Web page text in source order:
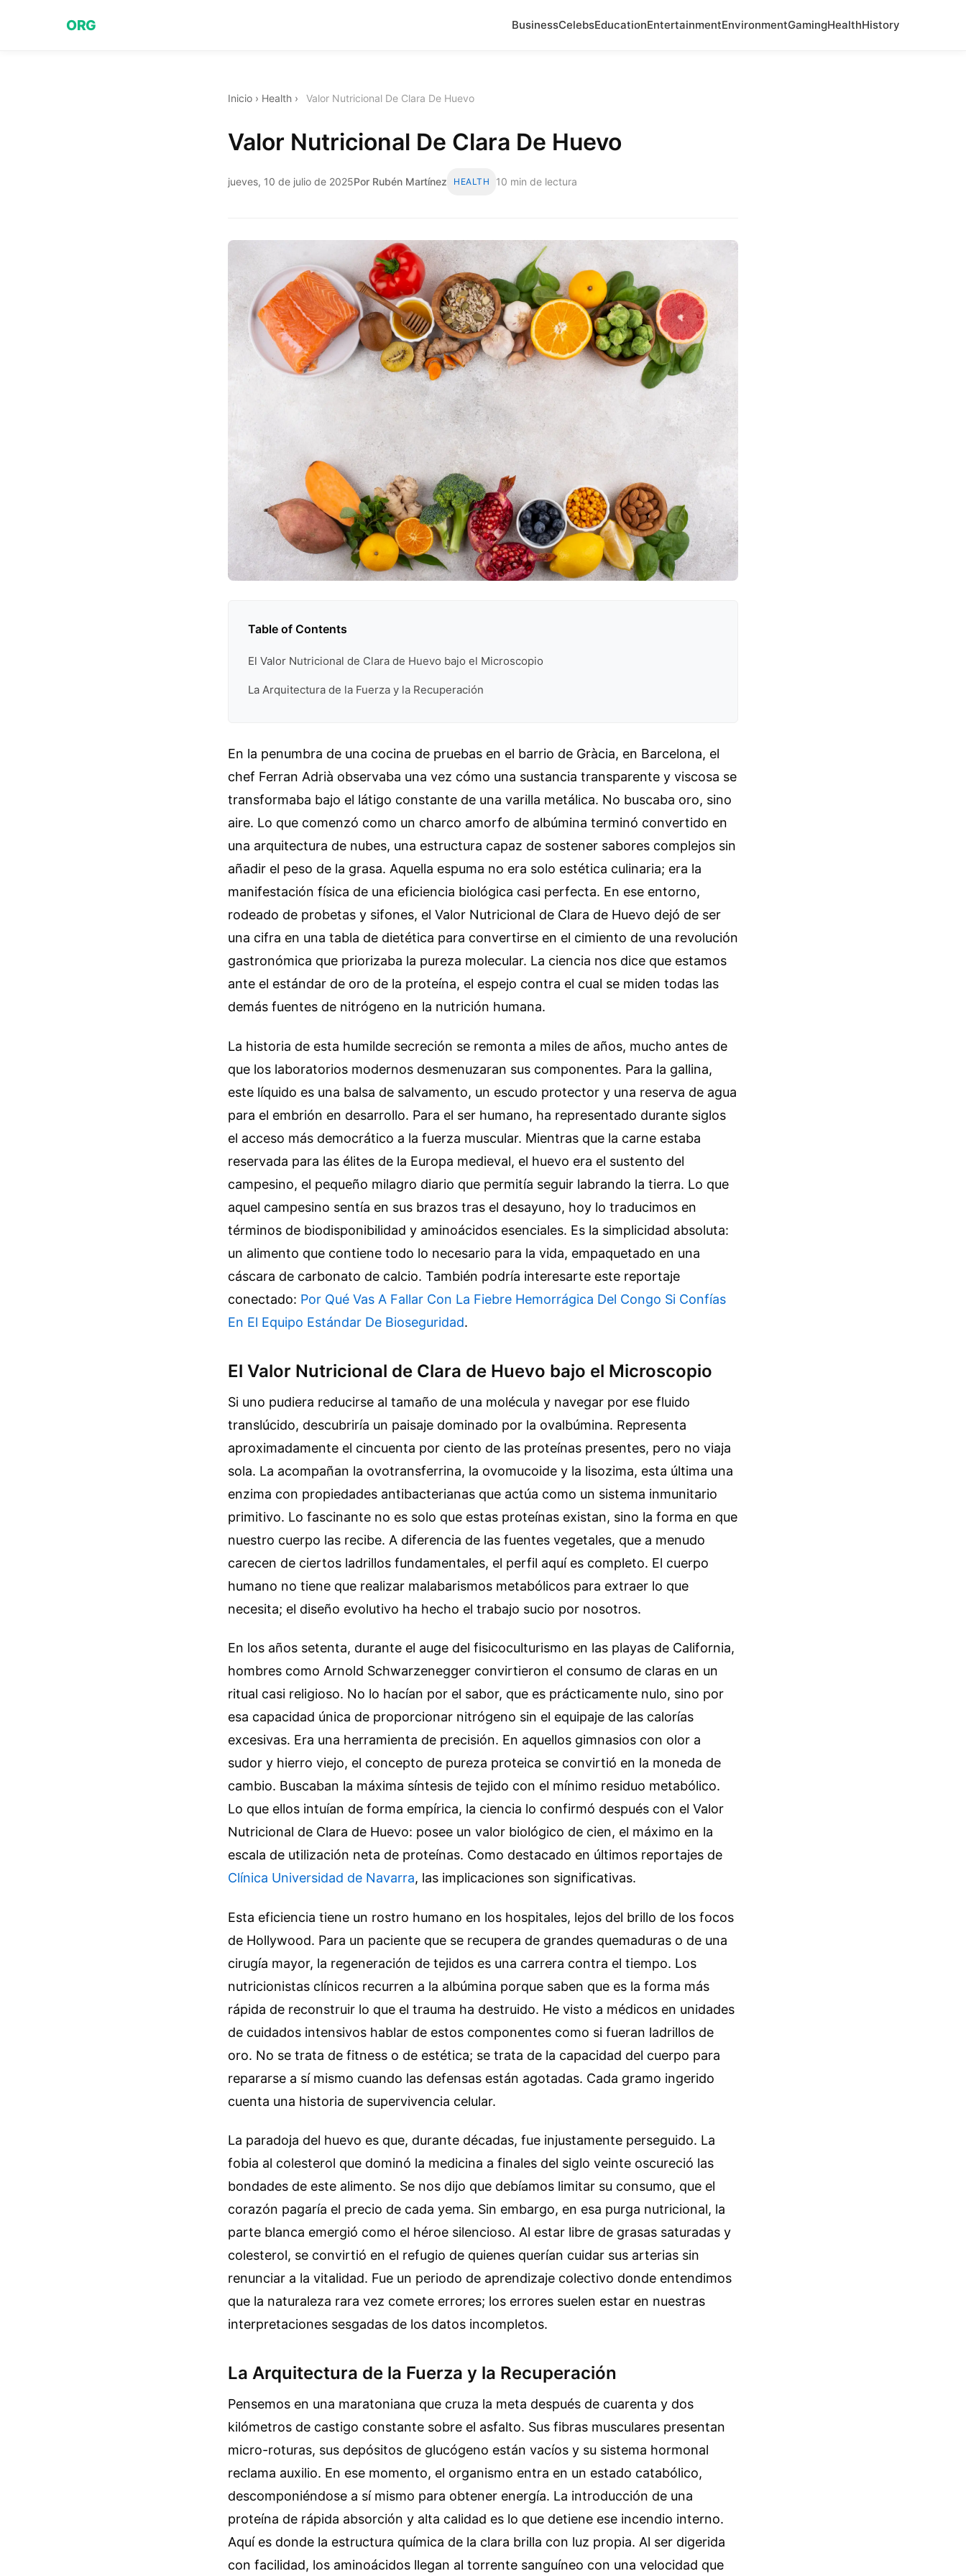
ORG BusinessCelebsEducationEntertainmentEnvironmentGamingHealthHistory
Inicio › Health › Valor Nutricional De Clara De Huevo
Valor Nutricional De Clara De Huevo
jueves, 10 de julio de 2025Por Rubén Martínez HEALTH 10 min de lectura
Table of Contents
El Valor Nutricional de Clara de Huevo bajo el Microscopio
La Arquitectura de la Fuerza y la Recuperación
En la penumbra de una cocina de pruebas en el barrio de Gràcia, en Barcelona, el
chef Ferran Adrià observaba una vez cómo una sustancia transparente y viscosa se
transformaba bajo el látigo constante de una varilla metálica. No buscaba oro, sino
aire. Lo que comenzó como un charco amorfo de albúmina terminó convertido en
una arquitectura de nubes, una estructura capaz de sostener sabores complejos sin
añadir el peso de la grasa. Aquella espuma no era solo estética culinaria; era la
manifestación física de una eficiencia biológica casi perfecta. En ese entorno,
rodeado de probetas y sifones, el Valor Nutricional de Clara de Huevo dejó de ser
una cifra en una tabla de dietética para convertirse en el cimiento de una revolución
gastronómica que priorizaba la pureza molecular. La ciencia nos dice que estamos
ante el estándar de oro de la proteína, el espejo contra el cual se miden todas las
demás fuentes de nitrógeno en la nutrición humana.
La historia de esta humilde secreción se remonta a miles de años, mucho antes de
que los laboratorios modernos desmenuzaran sus componentes. Para la gallina,
este líquido es una balsa de salvamento, un escudo protector y una reserva de agua
para el embrión en desarrollo. Para el ser humano, ha representado durante siglos
el acceso más democrático a la fuerza muscular. Mientras que la carne estaba
reservada para las élites de la Europa medieval, el huevo era el sustento del
campesino, el pequeño milagro diario que permitía seguir labrando la tierra. Lo que
aquel campesino sentía en sus brazos tras el desayuno, hoy lo traducimos en
términos de biodisponibilidad y aminoácidos esenciales. Es la simplicidad absoluta:
un alimento que contiene todo lo necesario para la vida, empaquetado en una
cáscara de carbonato de calcio. También podría interesarte este reportaje
conectado: Por Qué Vas A Fallar Con La Fiebre Hemorrágica Del Congo Si Confías
En El Equipo Estándar De Bioseguridad.
El Valor Nutricional de Clara de Huevo bajo el Microscopio
Si uno pudiera reducirse al tamaño de una molécula y navegar por ese fluido
translúcido, descubriría un paisaje dominado por la ovalbúmina. Representa
aproximadamente el cincuenta por ciento de las proteínas presentes, pero no viaja
sola. La acompañan la ovotransferrina, la ovomucoide y la lisozima, esta última una
enzima con propiedades antibacterianas que actúa como un sistema inmunitario
primitivo. Lo fascinante no es solo que estas proteínas existan, sino la forma en que
nuestro cuerpo las recibe. A diferencia de las fuentes vegetales, que a menudo
carecen de ciertos ladrillos fundamentales, el perfil aquí es completo. El cuerpo
humano no tiene que realizar malabarismos metabólicos para extraer lo que
necesita; el diseño evolutivo ha hecho el trabajo sucio por nosotros.
En los años setenta, durante el auge del fisicoculturismo en las playas de California,
hombres como Arnold Schwarzenegger convirtieron el consumo de claras en un
ritual casi religioso. No lo hacían por el sabor, que es prácticamente nulo, sino por
esa capacidad única de proporcionar nitrógeno sin el equipaje de las calorías
excesivas. Era una herramienta de precisión. En aquellos gimnasios con olor a
sudor y hierro viejo, el concepto de pureza proteica se convirtió en la moneda de
cambio. Buscaban la máxima síntesis de tejido con el mínimo residuo metabólico.
Lo que ellos intuían de forma empírica, la ciencia lo confirmó después con el Valor
Nutricional de Clara de Huevo: posee un valor biológico de cien, el máximo en la
escala de utilización neta de proteínas. Como destacado en últimos reportajes de
Clínica Universidad de Navarra, las implicaciones son significativas.
Esta eficiencia tiene un rostro humano en los hospitales, lejos del brillo de los focos
de Hollywood. Para un paciente que se recupera de grandes quemaduras o de una
cirugía mayor, la regeneración de tejidos es una carrera contra el tiempo. Los
nutricionistas clínicos recurren a la albúmina porque saben que es la forma más
rápida de reconstruir lo que el trauma ha destruido. He visto a médicos en unidades
de cuidados intensivos hablar de estos componentes como si fueran ladrillos de
oro. No se trata de fitness o de estética; se trata de la capacidad del cuerpo para
repararse a sí mismo cuando las defensas están agotadas. Cada gramo ingerido
cuenta una historia de supervivencia celular.
La paradoja del huevo es que, durante décadas, fue injustamente perseguido. La
fobia al colesterol que dominó la medicina a finales del siglo veinte oscureció las
bondades de este alimento. Se nos dijo que debíamos limitar su consumo, que el
corazón pagaría el precio de cada yema. Sin embargo, en esa purga nutricional, la
parte blanca emergió como el héroe silencioso. Al estar libre de grasas saturadas y
colesterol, se convirtió en el refugio de quienes querían cuidar sus arterias sin
renunciar a la vitalidad. Fue un periodo de aprendizaje colectivo donde entendimos
que la naturaleza rara vez comete errores; los errores suelen estar en nuestras
interpretaciones sesgadas de los datos incompletos.
La Arquitectura de la Fuerza y la Recuperación
Pensemos en una maratoniana que cruza la meta después de cuarenta y dos
kilómetros de castigo constante sobre el asfalto. Sus fibras musculares presentan
micro-roturas, sus depósitos de glucógeno están vacíos y su sistema hormonal
reclama auxilio. En ese momento, el organismo entra en un estado catabólico,
descomponiéndose a sí mismo para obtener energía. La introducción de una
proteína de rápida absorción y alta calidad es lo que detiene ese incendio interno.
Aquí es donde la estructura química de la clara brilla con luz propia. Al ser digerida
con facilidad, los aminoácidos llegan al torrente sanguíneo con una velocidad que